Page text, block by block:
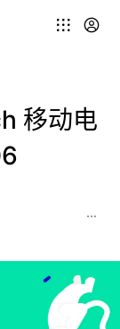
移动电